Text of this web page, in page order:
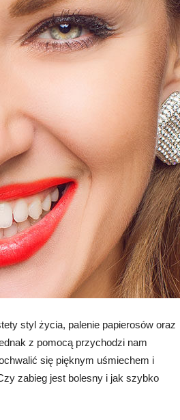
styl życia, palenie papierosów oraz
z pomocą przychodzi nam
się pięknym uśmiechem i
zabieg jest bolesny i jak szybko